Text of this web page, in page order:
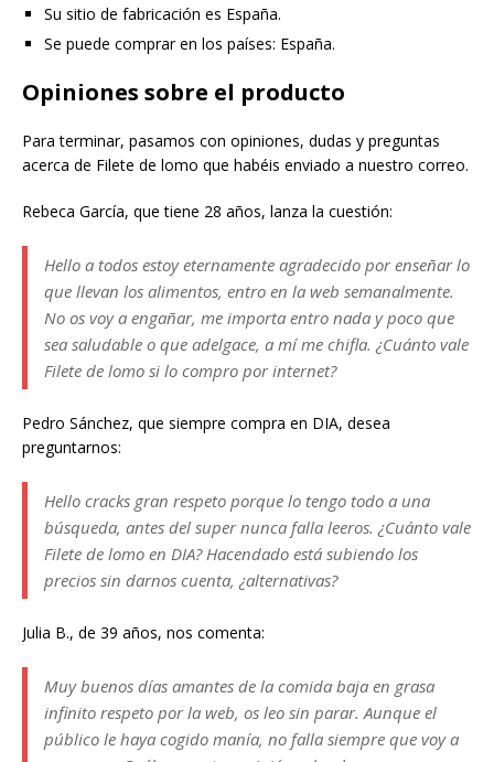
Su sitio de fabricación es España.
Se puede comprar en los países: España.
Opiniones sobre el producto
Para terminar, pasamos con opiniones, dudas y preguntas
acerca de Filete de lomo que habéis enviado a nuestro correo.
Rebeca García, que tiene 28 años, lanza la cuestión:
Hello a todos estoy eternamente agradecido por enseñar lo
que llevan los alimentos, entro en la web semanalmente.
No os voy a engañar, me importa entro nada y poco que
sea saludable o que adelgace, a mí me chifla. ¿Cuánto vale
Filete de lomo si lo compro por internet?
Pedro Sánchez, que siempre compra en DIA, desea
preguntarnos:
Hello cracks gran respeto porque lo tengo todo a una
búsqueda, antes del super nunca falla leeros. ¿Cuánto vale
Filete de lomo en DIA? Hacendado está subiendo los
precios sin darnos cuenta, ¿alternativas?
Julia B., de 39 años, nos comenta:
Muy buenos días amantes de la comida baja en grasa
infinito respeto por la web, os leo sin parar. Aunque el
público le haya cogido manía, no falla siempre que voy a